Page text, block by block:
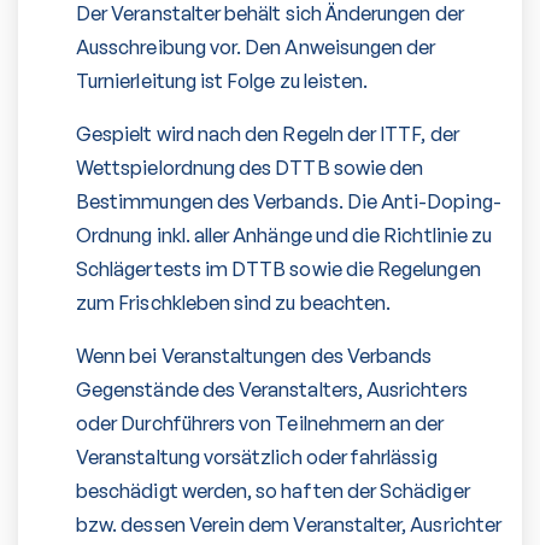
Der Veranstalter behält sich Änderungen der
Ausschreibung vor. Den Anweisungen der
Turnierleitung ist Folge zu leisten.
Gespielt wird nach den Regeln der ITTF, der
Wettspielordnung des DTTB sowie den
Bestimmungen des Verbands. Die Anti-Doping-
Ordnung inkl. aller Anhänge und die Richtlinie zu
Schlägertests im DTTB sowie die Regelungen
zum Frischkleben sind zu beachten.
Wenn bei Veranstaltungen des Verbands
Gegenstände des Veranstalters, Ausrichters
oder Durchführers von Teilnehmern an der
Veranstaltung vorsätzlich oder fahrlässig
beschädigt werden, so haften der Schädiger
bzw. dessen Verein dem Veranstalter, Ausrichter